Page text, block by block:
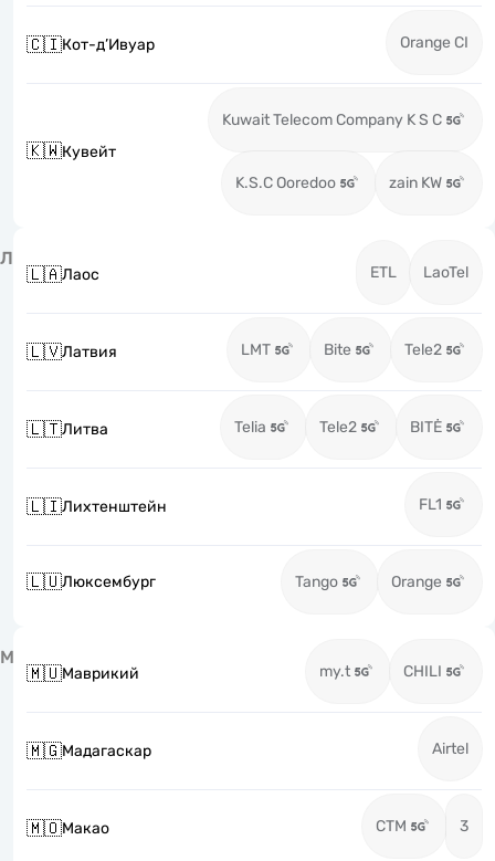
🇨🇮Кот-д’Ивуар Orange CI
🇰🇼Кувейт
Kuwait Telecom Company K S C
K.S.C Ooredoo zain KW
Л
🇱🇦Лаос ETL LaoTel
🇱🇻Латвия LMT Bite Tele2
🇱🇹Литва Telia Tele2 BITĖ
🇱🇮Лихтенштейн FL1
🇱🇺Люксембург Tango Orange
М
🇲🇺Маврикий my.t CHILI
🇲🇬Мадагаскар Airtel
🇲🇴Макао CTM 3